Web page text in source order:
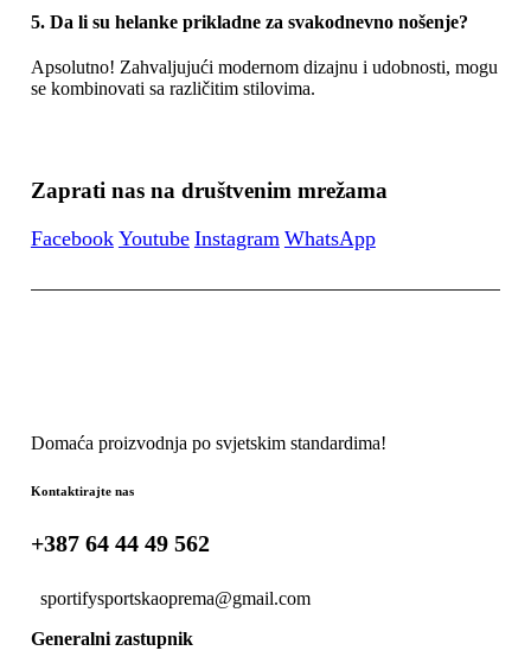
5. Da li su helanke prikladne za svakodnevno nošenje?
Apsolutno! Zahvaljujući modernom dizajnu i udobnosti, mogu
se kombinovati sa različitim stilovima.
Zaprati nas na društvenim mrežama
Facebook Youtube Instagram WhatsApp
Domaća proizvodnja po svjetskim standardima!
Kontaktirajte nas
+387 64 44 49 562
sportifysportskaoprema@gmail.com
Generalni zastupnik